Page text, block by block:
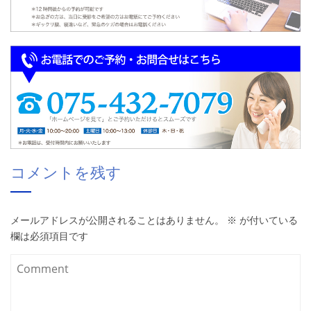
コメントを残す
メールアドレスが公開されることはありません。 ※ が付いている
欄は必須項目です